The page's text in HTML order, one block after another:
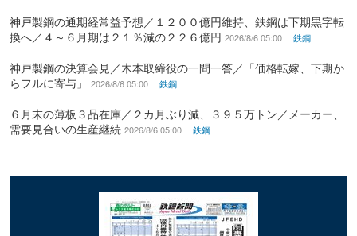
神戸製鋼の通期経常益予想／１２００億円維持、鉄鋼は下期黒字転
換へ／４～６月期は２１％減の２２６億円 2026/8/6 05:00 鉄鋼
神戸製鋼の決算会見／木本取締役の一問一答／「価格転嫁、下期か
らフルに寄与」
2026/8/6 05:00 鉄鋼
６月末の薄板３品在庫／２カ月ぶり減、３９５万トン／メーカー、
需要見合いの生産継続 2026/8/6 05:00 鉄鋼